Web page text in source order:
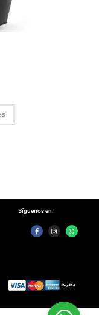
Síguenos en: